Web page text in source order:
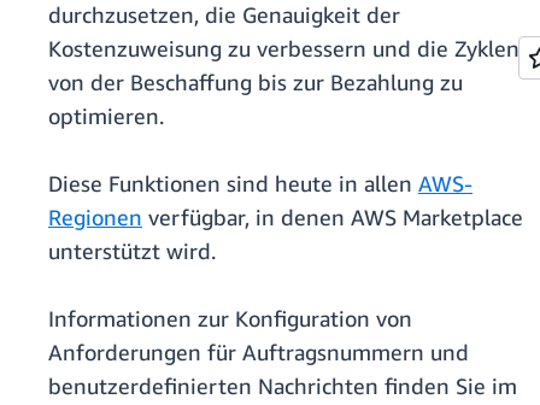
durchzusetzen, die Genauigkeit der
Kostenzuweisung zu verbessern und die Zyklen
von der Beschaffung bis zur Bezahlung zu
optimieren.
Diese Funktionen sind heute in allen AWS-
Regionen verfügbar, in denen AWS Marketplace
unterstützt wird.
Informationen zur Konfiguration von
Anforderungen für Auftragsnummern und
benutzerdefinierten Nachrichten finden Sie im